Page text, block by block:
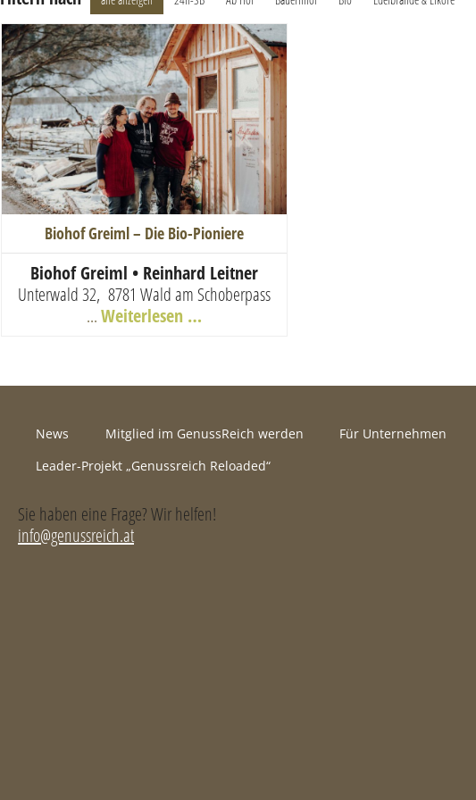
Biohof Greiml – Die Bio-Pioniere
Biohof Greiml • Reinhard Leitner
Unterwald 32, 8781 Wald am Schoberpass
...Weiterlesen …
News Mitglied im GenussReich werden Für Unternehmen
Leader-Projekt „Genussreich Reloaded“
Sie haben eine Frage? Wir helfen!
info@genussreich.at